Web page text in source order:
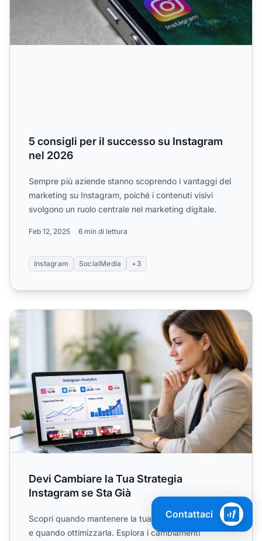
5 consigli per il successo su Instagram
nel 2026
Sempre più aziende stanno scoprendo i vantaggi del
marketing su Instagram, poiché i contenuti visivi
svolgono un ruolo centrale nel marketing digitale.
Feb 12, 2025 6 min di lettura
Instagram SocialMedia +3
Devi Cambiare la Tua Strategia Instagram se Sta Già
Devi Cambiare la Tua Strategia
Instagram se Sta Già
Scopri quando mantenere la tua strategia Instagram
e quando ottimizzarla. Esplora i cambiamenti
Contattaci